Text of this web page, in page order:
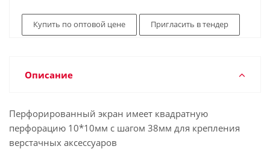
Купить по оптовой цене Пригласить в тендер
Описание
Перфорированный экран имеет квадратную
перфорацию 10*10мм с шагом 38мм для крепления
верстачных аксессуаров